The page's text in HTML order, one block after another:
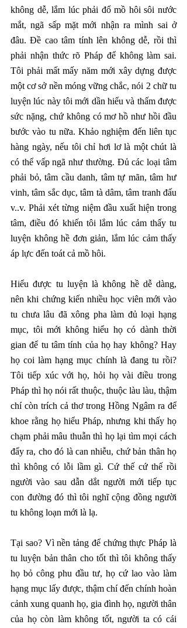
không dễ, lắm lúc phải đổ mồ hôi sôi nước
mắt, ngã sấp mặt mới nhận ra mình sai ở
đâu. Đề cao tâm tính lên không dễ, rồi thì
phải nhận thức rõ Pháp để không làm sai.
Tôi phải mất mấy năm mới xây dựng được
một cơ sở nền móng vững chắc, nói 2 chữ tu
luyện lúc này tôi mới dần hiểu và thấm được
sức nặng, chứ không có mơ hồ như hồi đầu
bước vào tu nữa. Khảo nghiệm đến liên tục
hàng ngày, nếu tôi chỉ hơi lơ là một chút là
có thể vấp ngã như thường. Đủ các loại tâm
phải bỏ, tâm cầu danh, tâm tự mãn, tâm hư
vinh, tâm sắc dục, tâm tà dâm, tâm tranh đấu
v..v. Phải xét từng niệm đầu xuất hiện trong
tâm, điều đó khiến tôi lắm lúc cảm thấy tu
luyện không hề đơn giản, lắm lúc cảm thấy
áp lực đến toát cả mồ hôi.
Hiểu được tu luyện là không hề dễ dàng,
nên khi chứng kiến nhiều học viên mới vào
tu chưa lâu đã xông pha làm đủ loại hạng
mục, tôi mới không hiểu họ có dành thời
gian để tu tâm tính của họ hay không? Hay
họ coi làm hạng mục chính là đang tu rồi?
Tôi tiếp xúc với họ, hỏi họ vài điều trong
Pháp thì họ nói rất thuộc, thuộc làu làu, thậm
chí còn trích cả thơ trong Hồng Ngâm ra để
khoe rằng họ hiểu Pháp, nhưng khi thấy họ
chạm phải mâu thuẫn thì họ lại tìm mọi cách
đẩy ra, cho đó là can nhiễu, chứ bản thân họ
thì không có lỗi lầm gì. Cứ thế cứ thế rồi
người vào sau dẫn dắt người mới tiếp tục
con đường đó thì tôi nghĩ cộng đồng người
tu không loạn mới là lạ.
Tại sao? Vì nền tảng để chứng thực Pháp là
tu luyện bản thân cho tốt thì tôi không thấy
họ bỏ công phu đầu tư, họ cứ lao vào làm
hạng mục lấy được, thậm chí đến chính hoàn
cảnh xung quanh họ, gia đình họ, người thân
của họ còn làm không tốt, người ta có cái